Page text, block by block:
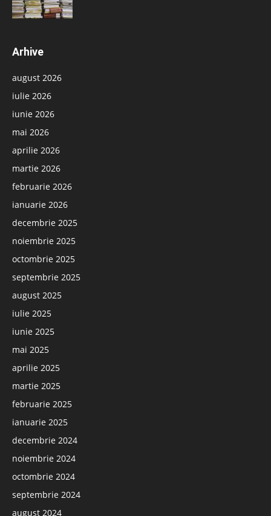
Arhive
august 2026
iulie 2026
iunie 2026
mai 2026
aprilie 2026
martie 2026
februarie 2026
ianuarie 2026
decembrie 2025
noiembrie 2025
octombrie 2025
septembrie 2025
august 2025
iulie 2025
iunie 2025
mai 2025
aprilie 2025
martie 2025
februarie 2025
ianuarie 2025
decembrie 2024
noiembrie 2024
octombrie 2024
septembrie 2024
august 2024